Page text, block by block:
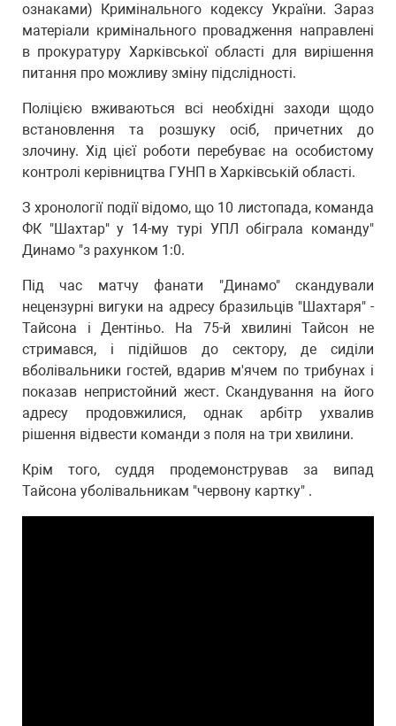
ознаками) Кримінального кодексу України. Зараз
матеріали кримінального провадження направлені
в прокуратуру Харківської області для вирішення
питання про можливу зміну підслідності.
Поліцією вживаються всі необхідні заходи щодо
встановлення та розшуку осіб, причетних до
злочину. Хід цієї роботи перебуває на особистому
контролі керівництва ГУНП в Харківській області.
З хронології події відомо, що 10 листопада, команда
ФК "Шахтар" у 14-му турі УПЛ обіграла команду"
Динамо "з рахунком 1:0.
Під час матчу фанати "Динамо" скандували
нецензурні вигуки на адресу бразильців "Шахтаря" -
Тайсона і Дентіньо. На 75-й хвилині Тайсон не
стримався, і підійшов до сектору, де сиділи
вболівальники гостей, вдарив м'ячем по трибунах і
показав непристойний жест. Скандування на його
адресу продовжилися, однак арбітр ухвалив
рішення відвести команди з поля на три хвилини.
Крім того, суддя продемонстрував за випад
Тайсона уболівальникам "червону картку" .